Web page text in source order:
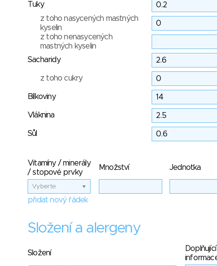
Tuky
z toho nasycených mastných
kyselin
z toho nenasycených
mastných kyselin
Sacharidy
z toho cukry
Bílkoviny
Vláknina
Sůl
Vitamíny / minerály
/ stopové prvky
Množství Jednotka
Vyberte
přidat nový řádek
Složení a alergeny
Složení
Doplňující